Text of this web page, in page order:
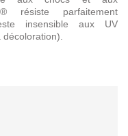
® résiste parfaitement
insensible aux UV
décoloration).